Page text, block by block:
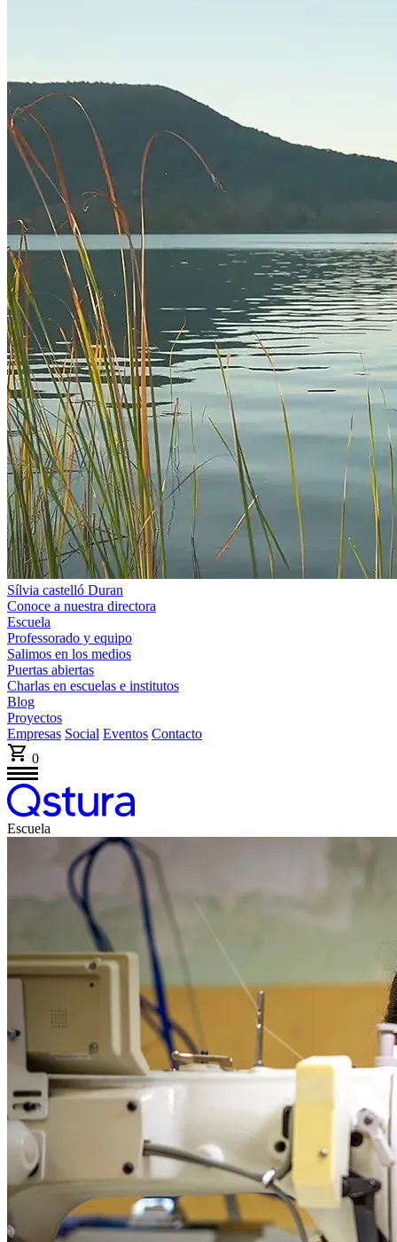
Sílvia castelló Duran
Conoce a nuestra directora
Escuela
Professorado y equipo
Salimos en los medios
Puertas abiertas
Charlas en escuelas e institutos
Blog
Proyectos
Empresas Social Eventos Contacto
0
Escuela